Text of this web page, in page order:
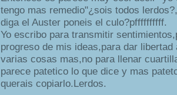
tengo mas remedio"¿sois todos
diga el Auster poneis el culo?pffffffffff.
Yo escribo para transmitir
progreso de mis ideas,para dar
varias cosas mas,no para llenar
parece patetico lo que dice y mas
querais copiarlo.Lerdos.